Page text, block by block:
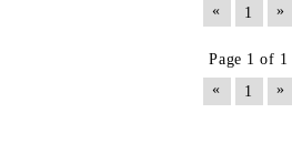
« 1 »
Page 1 of 1
«
1 »